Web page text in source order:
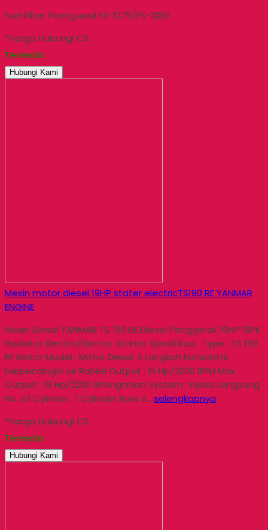
Fuel Filter Fleetguard FS-1275/FS-1280
*Harga Hubungi CS
Tersedia
Hubungi Kami
Mesin motor diesel 19HP stater electricTS190 RE YANMAR
ENGINE
Mesin Diesel YANMAR TS 190 RE Diesel Penggerak 19HP 19PK
Radiator Electric/Electric Starter Spesifikasi : Type : TS 190
RE Motor Model : Motor Diesel 4 Langkah horisontal
berpendingin air Rated Output : 16 Hp/2200 RPM Max
Output : 19 Hp/2200 RPM Ignition System : Injeksi Langsung
No. of Cylinder : 1 Cylinder Bore x… selengkapnya
*Harga Hubungi CS
Tersedia
Hubungi Kami